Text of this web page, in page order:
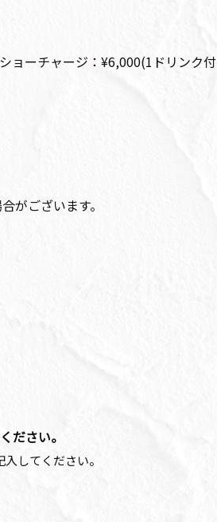
ョーチャージ：¥6,000(1ドリンク
がございます。
ださい。
してください。